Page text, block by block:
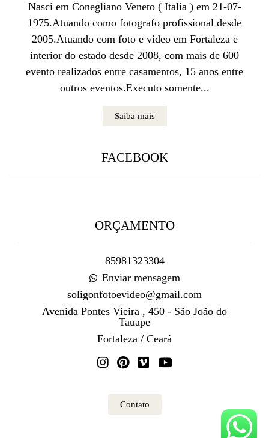
Nasci em Conegliano Veneto ( Italia ) em 21-07-
1975.Atuando como fotografo profissional desde
2005.Atuando com foto e video em Fortaleza e
interior do estado desde 2008, com mais de 600
evento realizados entre casamentos, 15 anos entre
outros eventos.Executo somente...
Saiba mais
FACEBOOK
ORÇAMENTO
85981323304
Enviar mensagem
soligonfotoevideo@gmail.com
Avenida Pontes Vieira , 450 - São João do
Tauape
Fortaleza / Ceará
Contato